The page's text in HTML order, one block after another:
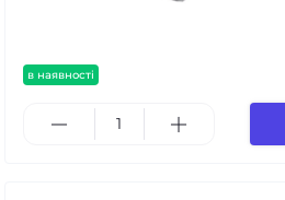
в наявності